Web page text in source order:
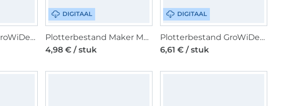
Plotterbestand GroWiDesign Oster Geschenk Anhänger, Duits
DIGITAAL
Plotterbestand Maker Mauz Geburtstagskarte, Duits
4,98 € / stuk
DIGITAAL
Plotterbestand GroWiDesign Katzen Baukasten, Duits
6,61 € / stuk